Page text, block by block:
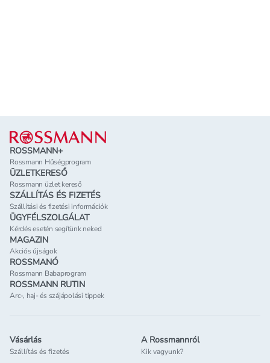
Lábléc
ROSSMANN+
Rossmann Hűségprogram
ÜZLETKERESŐ
Rossmann üzlet kereső
SZÁLLÍTÁS ÉS FIZETÉS
Szállítási és fizetési információk
ÜGYFÉLSZOLGÁLAT
Kérdés esetén segítünk neked
MAGAZIN
Akciós újságok
ROSSMANÓ
Rossmann Babaprogram
ROSSMANN RUTIN
Arc-, haj- és szájápolási tippek
Vásárlás
Szállítás és fizetés
A Rossmannról
Kik vagyunk?